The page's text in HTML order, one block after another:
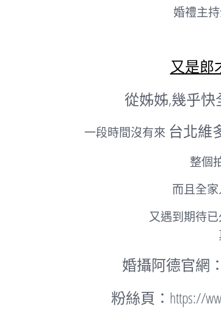
婚禮主持
又是郎
從姊姊,幾乎
一段時間沒有來 台北維
整個
而且全
又遇到期待
婚攝阿德官網：
粉絲頁：https://